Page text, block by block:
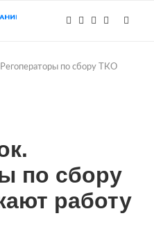
по сбору ТКО
по сбору
работу